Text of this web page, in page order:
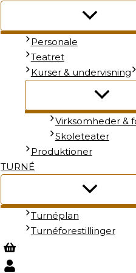
Personale
Teatret
Kurser & undervisning
Virksomheder &
Skoleteater
Produktioner
TURNÉ
Turnéplan
Turnéforestillinger